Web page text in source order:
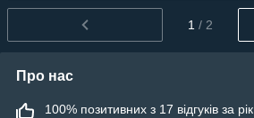
1 / 2
Про нас
100% позитивних з 17 відгуків за рік